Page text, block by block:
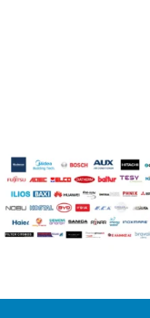
ΕΊΔΟΣ
Μεσαίων